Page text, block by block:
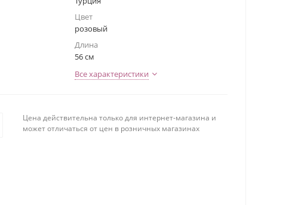
Цвет
розовый
Длина
56 см
Все характеристики
Цена действительна только для интернет-магазина и
может отличаться от цен в розничных магазинах